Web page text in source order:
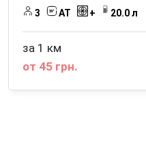
3 АТ + 20.0 л
за 1 км
от 45 грн.